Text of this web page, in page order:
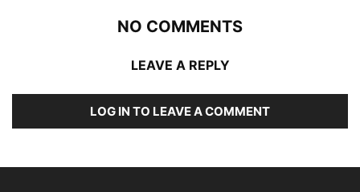
NO COMMENTS
LEAVE A REPLY
LOG IN TO LEAVE A COMMENT